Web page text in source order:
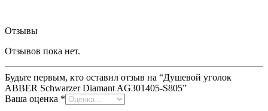
Отзывы
Отзывов пока нет.
Будьте первым, кто оставил отзыв на “Душевой уголок
ABBER Schwarzer Diamant AG301405-S805”
Ваша оценка *